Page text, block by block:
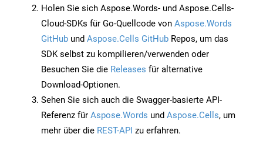
Holen Sie sich Aspose.Words- und Aspose.Cells-
Cloud-SDKs für Go-Quellcode von Aspose.Words
GitHub und Aspose.Cells GitHub Repos, um das
SDK selbst zu kompilieren/verwenden oder
Besuchen Sie die Releases für alternative
Download-Optionen.
Sehen Sie sich auch die Swagger-basierte API-
Referenz für Aspose.Words und Aspose.Cells, um
mehr über die REST-API zu erfahren.